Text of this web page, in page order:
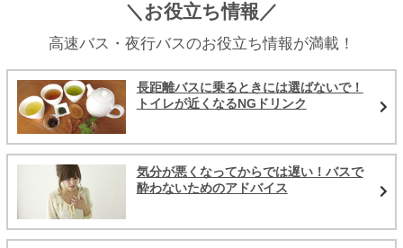
＼お役立ち情報／
高速バス・夜行バスのお役立ち情報が満載！
長距離バスに乗るときには選ばないで！
トイレが近くなるNGドリンク
気分が悪くなってからでは遅い！バスで
酔わないためのアドバイス